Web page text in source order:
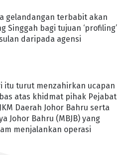
gelandangan terbabit akan
Singgah bagi tujuan ‘profiling’
daripada agensi
itu turut menzahirkan ucapan
atas khidmat pihak Pejabat
Daerah Johor Bahru serta
Johor Bahru (MBJB) yang
menjalankan operasi